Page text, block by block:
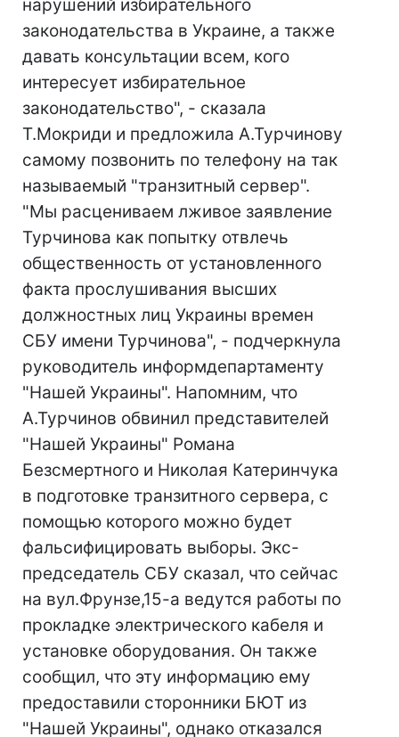
нарушений избирательного
законодательства в Украине, а также
давать консультации всем, кого
интересует избирательное
законодательство", - сказала
Т.Мокриди и предложила А.Турчинову
самому позвонить по телефону на так
называемый "транзитный сервер".
"Мы расцениваем лживое заявление
Турчинова как попытку отвлечь
общественность от установленного
факта прослушивания высших
должностных лиц Украины времен
СБУ имени Турчинова", - подчеркнула
руководитель информдепартаменту
"Нашей Украины". Напомним, что
А.Турчинов обвинил представителей
"Нашей Украины" Романа
Безсмертного и Николая Катеринчука
в подготовке транзитного сервера, с
помощью которого можно будет
фальсифицировать выборы. Экс-
председатель СБУ сказал, что сейчас
на вул.Фрунзе,15-а ведутся работы по
прокладке электрического кабеля и
установке оборудования. Он также
сообщил, что эту информацию ему
предоставили сторонники БЮТ из
"Нашей Украины", однако отказался